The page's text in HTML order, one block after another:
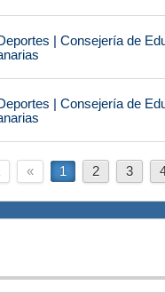
| Consejería de
| Consejería de
« 1 2 3